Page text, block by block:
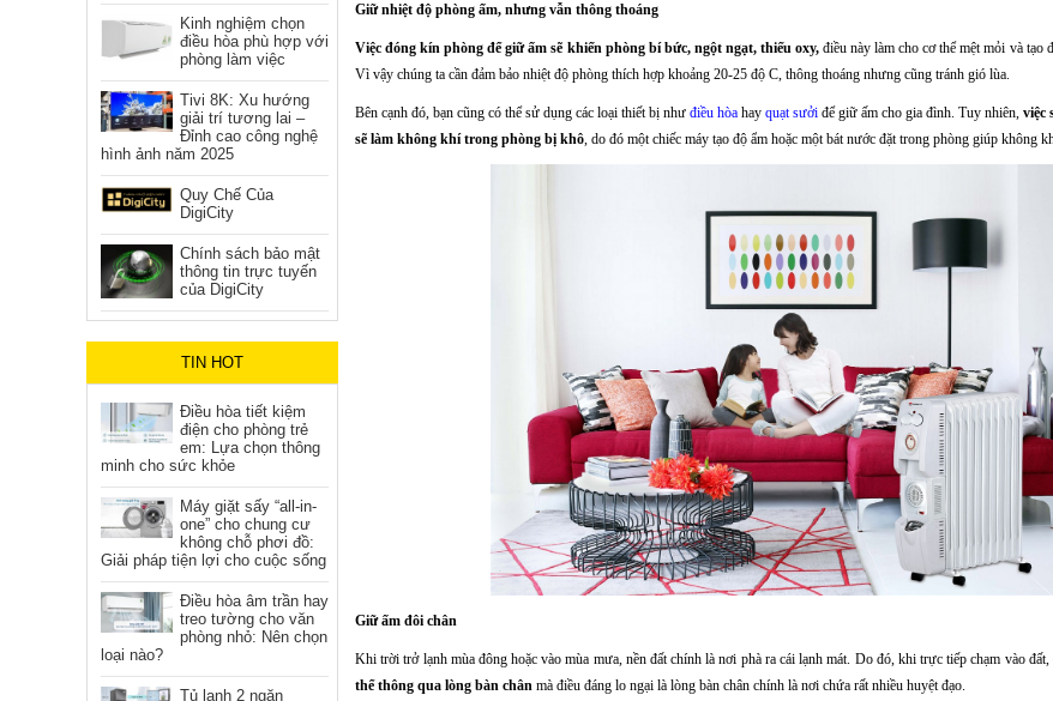
Kinh nghiệm chọn
điều hòa phù hợp với
phòng làm việc
Tivi 8K: Xu hướng
giải trí tương lai –
Đỉnh cao công nghệ
hình ảnh năm 2025
Quy Chế Của
DigiCity
Chính sách bảo mật
thông tin trực tuyến
của DigiCity
TIN HOT
Điều hòa tiết kiệm
điện cho phòng trẻ
em: Lựa chọn thông
minh cho sức khỏe
Máy giặt sấy “all-in-
one” cho chung cư
không chỗ phơi đồ:
Giải pháp tiện lợi cho cuộc sống
Điều hòa âm trần hay
treo tường cho văn
phòng nhỏ: Nên chọn
loại nào?
Tủ lạnh 2 ngăn
Giữ nhiệt độ phòng ấm, nhưng vẫn thông thoáng
Việc đóng kín phòng để giữ ấm sẽ khiến phòng bí bức, ngột ngạt, thiếu oxy,điều này làm cho cơ thể mệt mỏi và tạo
Vì vậy chúng ta cần đảm bảo nhiệt độ phòng thích hợp khoảng 20-25 độ C, thông thoáng nhưng cũng tránh gió lùa.
Bên cạnh đó, bạn cũng có thể sử dụng các loại thiết bị như điều hòa hay quạt sưởi để giữ ấm cho gia đình. Tuy nhiên, việc
sẽ làm không khí trong phòng bị khô, do đó một chiếc máy tạo độ ẩm hoặc một bát nước đặt trong phòng giúp không
Giữ ấm đôi chân
Khi trời trở lạnh mùa đông hoặc vào mùa mưa, nền đất chính là nơi phà ra cái lạnh mát. Do đó, khi trực tiếp chạm vào đất,
thể thông qua lòng bàn chân mà điều đáng lo ngại là lòng bàn chân chính là nơi chứa rất nhiều huyệt đạo.